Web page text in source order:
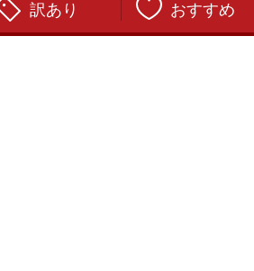
訳あり おすすめ